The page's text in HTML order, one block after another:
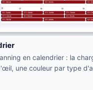
en calendrier : la
une couleur par type